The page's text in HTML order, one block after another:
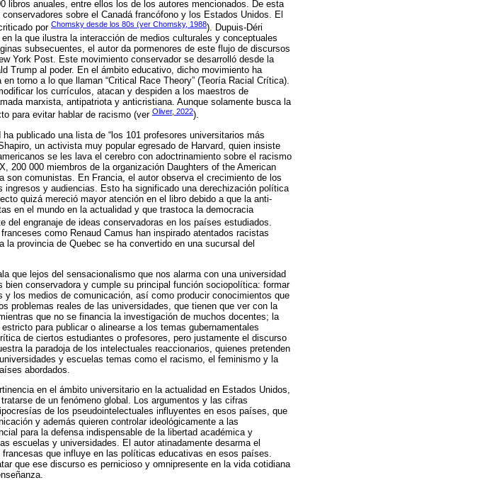
libros anuales, entre ellos los de los autores mencionados. De esta
sobre el Canadá francófono y los Estados Unidos. El
por Chomsky desde los 80s (ver Chomsky, 1988). Dupuis-Déri
la que ilustra la interacción de medios culturales y conceptuales
subsecuentes, el autor da pormenores de este flujo de discursos
York Post. Este movimiento conservador se desarrolló desde la
Trump al poder. En el ámbito educativo, dicho movimiento ha
torno a lo que llaman “Critical Race Theory” (Teoría Racial Crítica).
los currículos, atacan y despiden a los maestros de
marxista, antipatriota y anticristiana. Aunque solamente busca la
para evitar hablar de racismo (ver Oliver, 2022).
publicado una lista de “los 101 profesores universitarios más
un activista muy popular egresado de Harvard, quien insiste
se les lava el cerebro con adoctrinamiento sobre el racismo
200 000 miembros de la organización Daughters of the American
son comunistas. En Francia, el autor observa el crecimiento de los
y audiencias. Esto ha significado una derechización política
quizá mereció mayor atención en el libro debido a que la anti-
en el mundo en la actualidad y que trastoca la democracia
del engranaje de ideas conservadoras en los países estudiados.
como Renaud Camus han inspirado atentados racistas
provincia de Quebec se ha convertido en una sucursal del
que lejos del sensacionalismo que nos alarma con una universidad
conservadora y cumple su principal función sociopolítica: formar
los medios de comunicación, así como producir conocimientos que
problemas reales de las universidades, que tienen que ver con la
que no se financia la investigación de muchos docentes; la
para publicar o alinearse a los temas gubernamentales
de ciertos estudiantes o profesores, pero justamente el discurso
la paradoja de los intelectuales reaccionarios, quienes pretenden
y escuelas temas como el racismo, el feminismo y la
abordados.
en el ámbito universitario en la actualidad en Estados Unidos,
de un fenómeno global. Los argumentos y las cifras
de los pseudointelectuales influyentes en esos países, que
y además quieren controlar ideológicamente a las
para la defensa indispensable de la libertad académica y
escuelas y universidades. El autor atinadamente desarma el
que influye en las políticas educativas en esos países.
que ese discurso es pernicioso y omnipresente en la vida cotidiana